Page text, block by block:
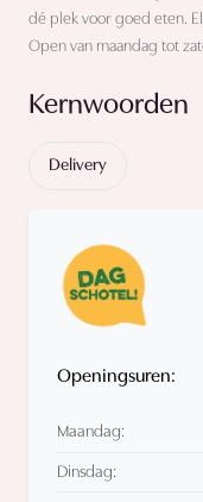
dé plek voor goed eten.
Open van maandag tot
Kernwoorden
Delivery
Openingsuren:
Maandag:
Dinsdag: